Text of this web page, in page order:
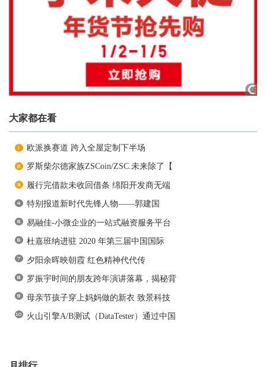
大家都在看
欧派换赛道 跨入全屋定制下半场
罗斯柴尔德家族ZSCoin/ZSC.未来除了【
履行完借款未收回借条 绵阳开发商无端
特别报道新时代先锋人物——郭建国
易融佳-小微企业的一站式融资服务平台
杜嘉班纳进驻 2020 年第三届中国国际
夕阳余晖映朝霞 红色精神代代传
罗振宇时间的朋友跨年演讲落幕，揭秘背
母亲节孩子穿上妈妈做的新衣 致景科技
火山引擎A/B测试（DataTester）通过中国